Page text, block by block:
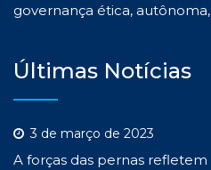
governança ética,
Últimas Notícias
3 de março de 2023
A forças das pernas